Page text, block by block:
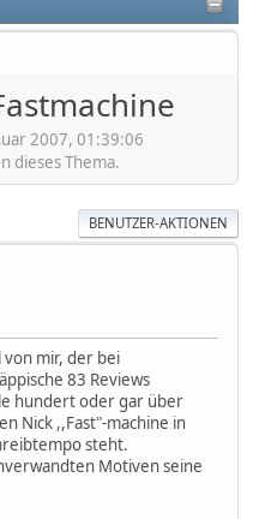
2007, 01:39:06
dieses Thema.
BENUTZER-AKTIONEN
mir, der bei
83 Reviews
hundert oder gar über
Nick ,,Fast"-machine in
steht.
Motiven seine